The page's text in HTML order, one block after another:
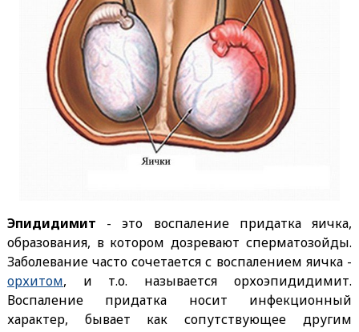
Эпидидимит - это воспаление придатка яичка,
образования, в котором дозревают сперматозойды.
Заболевание часто сочетается с воспалением яичка -
орхитом, и т.о. называется орхоэпидидимит.
Воспаление придатка носит инфекционный
характер, бывает как сопутствующее другим